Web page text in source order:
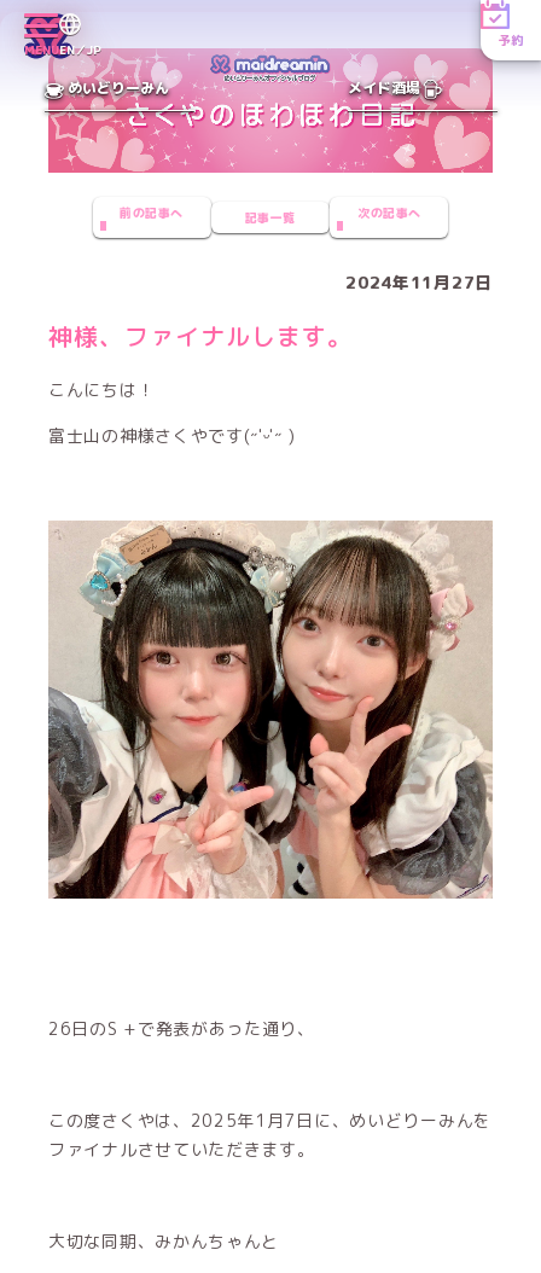
MENUEN／JP
予約
めいどりーみん メイド酒場
前の記事へ 記事一覧 次の記事へ
2024年11月27日
神様、ファイナルします。
こんにちは！
富士山の神様さくやです(˶'ᵕ'˶ )‪︎
26日のS +で発表があった通り、
この度さくやは、2025年1月7日に、めいどりーみんを
ファイナルさせていただきます。
大切な同期、みかんちゃんと